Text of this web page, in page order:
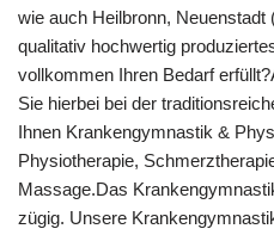
wie auch Heilbronn,
qualitativ hochwertig
vollkommen Ihren Bedarf
Sie hierbei bei der
Ihnen Krankengymnastik &
Physiotherapie,
Massage.Das
zügig. Unsere